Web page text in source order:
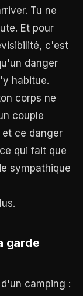
Tu ne
Et pour
c'est
danger
habitue.
corps ne
couple
ce danger
qui fait que
sympathique
garde
camping :